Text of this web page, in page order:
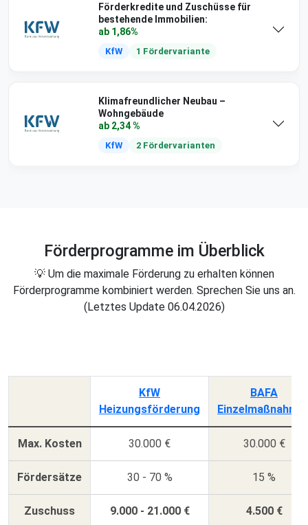
Förderkredite und Zuschüsse für
bestehende Immobilien:
ab 1,86%
KfW 1 Fördervariante
Klimafreundlicher Neubau –
Wohngebäude
ab 2,34 %
KfW 2 Fördervarianten
Förderprogramme im Überblick
💡 Um die maximale Förderung zu erhalten können
Förderprogramme kombiniert werden. Sprechen Sie uns an.
(Letztes Update 06.04.2026)
KfW
Heizungsförderung
BAFA
Max. Kosten 30.000 € 30.000 €
Fördersätze 30 - 70 % 15 %
Zuschuss 9.000 - 21.000 € 4.500 €